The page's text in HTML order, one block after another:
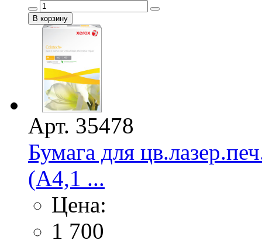
Арт. 35478
Бумага для
(А4,1 ...
Цена:
1 700